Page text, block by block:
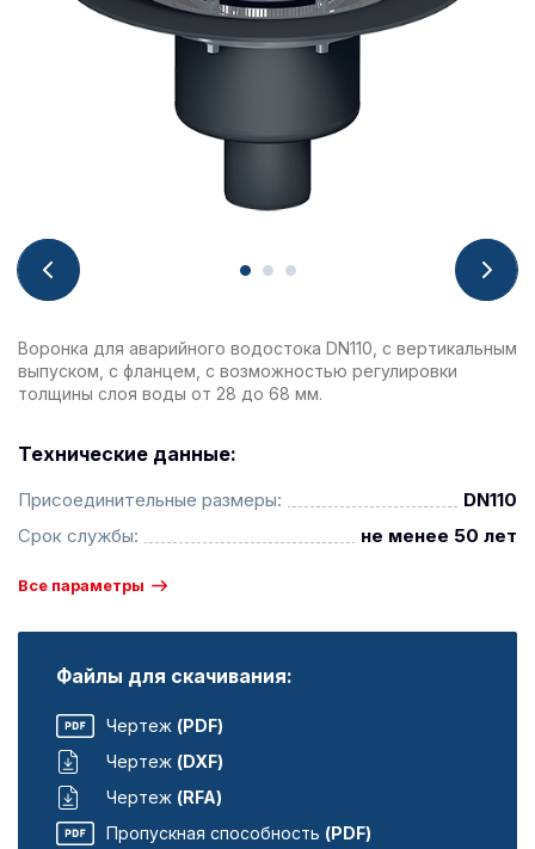
Воронка для аварийного водостока DN110, с вертикальным
выпуском, с фланцем, с возможностью регулировки
толщины слоя воды от 28 до 68 мм.
Технические данные:
Присоединительные размеры:
DN110
Срок службы:
не менее 50 лет
Все параметры
Файлы для скачивания:
Чертеж (PDF)
Чертеж (DXF)
Чертеж (RFA)
Пропускная способность (PDF)